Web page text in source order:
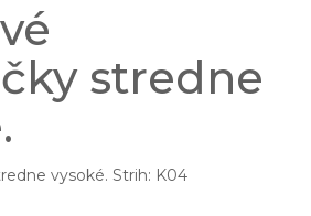
stredne
vysoké. Strih: K04